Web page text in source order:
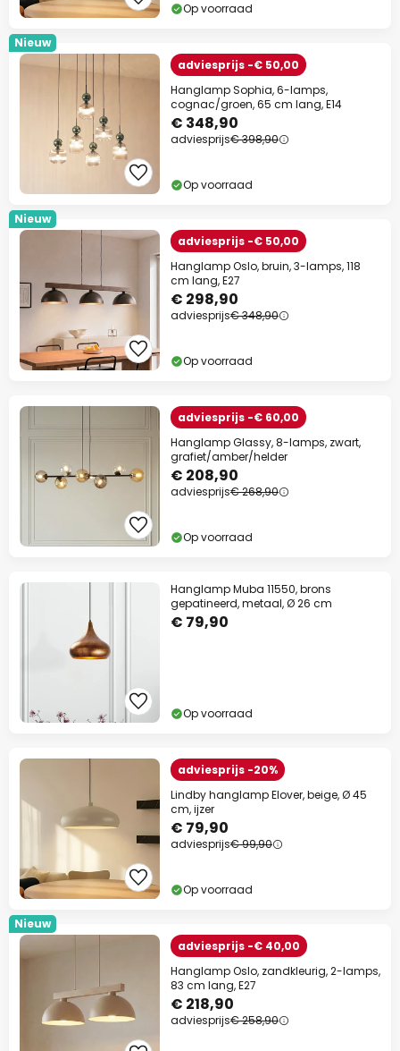
Op voorraad
Nieuw
adviesprijs -€ 50,00
Hanglamp Sophia, 6-lamps,
cognac/groen, 65 cm lang, E14
€ 348,90
adviesprijs€ 398,90
Op voorraad
Nieuw
adviesprijs -€ 50,00
Hanglamp Oslo, bruin, 3-lamps, 118
cm lang, E27
€ 298,90
adviesprijs€ 348,90
Op voorraad
adviesprijs -€ 60,00
Hanglamp Glassy, 8-lamps, zwart,
grafiet/amber/helder
€ 208,90
adviesprijs€ 268,90
Op voorraad
Hanglamp Muba 11550, brons
gepatineerd, metaal, Ø 26 cm
€ 79,90
Op voorraad
adviesprijs -20%
Lindby hanglamp Elover, beige, Ø 45
cm, ijzer
€ 79,90
adviesprijs€ 99,90
Op voorraad
Nieuw
adviesprijs -€ 40,00
Hanglamp Oslo, zandkleurig, 2-lamps,
83 cm lang, E27
€ 218,90
adviesprijs€ 258,90